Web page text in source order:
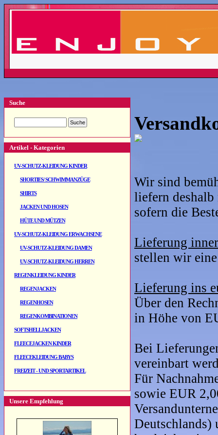
Suche
Artikel - Kategorien
UV-SCHUTZ-KLEIDUNG KINDER
SHORTIES/ SCHWIMMANZÜGE
SHIRTS
JACKEN UND HOSEN
HÜTE UND MÜTZEN
UV-SCHUTZ-KLEIDUNG ERWACHSENE
UV-SCHUTZ-KLEIDUNG DAMEN
UV-SCHUTZ-KLEIDUNG HERREN
REGENKLEIDUNG KINDER
REGENJACKEN
REGENHOSEN
REGENKOMBINATIONEN
SOFTSHELLJACKEN
FLEECEJACKEN KINDER
FLEECEKLEIDUNG BABYS
FREIZEIT - UND SPORTARTIKEL
Unsere Empfehlung
Wir sind
liefern
sofern die
Lieferung
stellen wir
Lieferung ins
Über den
in Höhe von
Bei
vereinbart
Für
sowie EUR
Deutschlands)